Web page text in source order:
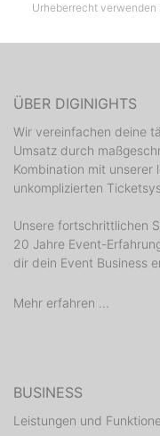
Urheberrecht verwenden
ÜBER DIGINIGHTS
Wir vereinfachen deine
Umsatz durch
Kombination mit unserer
unkomplizierten
Unsere fortschrittlichen
20 Jahre Event-
dir dein Event Business
Mehr erfahren ...
BUSINESS
Leistungen und